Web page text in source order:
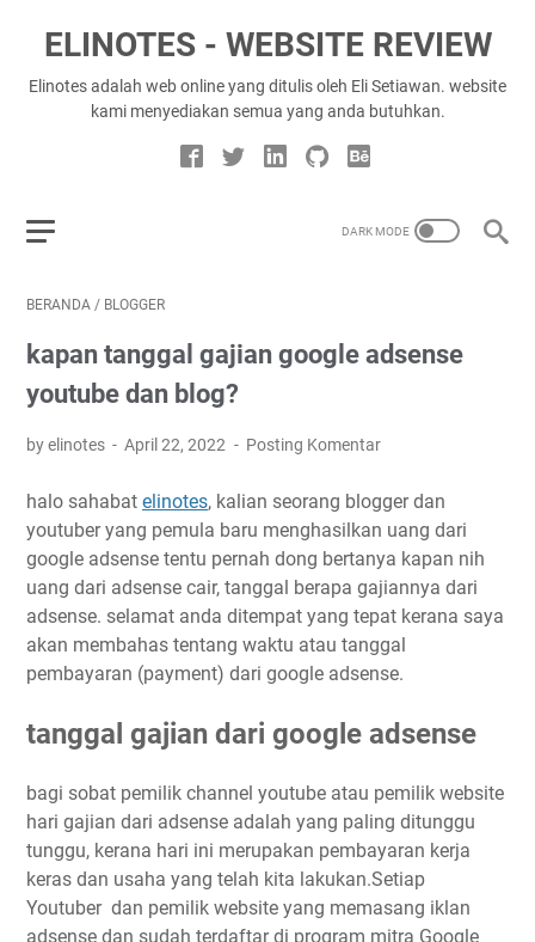
ELINOTES - WEBSITE REVIEW
Elinotes adalah web online yang ditulis oleh Eli Setiawan. website
kami menyediakan semua yang anda butuhkan.
BERANDA / BLOGGER
kapan tanggal gajian google adsense
youtube dan blog?
by elinotes April 22, 2022 Posting Komentar
halo sahabat elinotes, kalian seorang blogger dan
youtuber yang pemula baru menghasilkan uang dari
google adsense tentu pernah dong bertanya kapan nih
uang dari adsense cair, tanggal berapa gajiannya dari
adsense. selamat anda ditempat yang tepat kerana saya
akan membahas tentang waktu atau tanggal
pembayaran (payment) dari google adsense.
tanggal gajian dari google adsense
bagi sobat pemilik channel youtube atau pemilik website
hari gajian dari adsense adalah yang paling ditunggu
tunggu, kerana hari ini merupakan pembayaran kerja
keras dan usaha yang telah kita lakukan.Setiap
Youtuber dan pemilik website yang memasang iklan
adsense dan sudah terdaftar di program mitra Google